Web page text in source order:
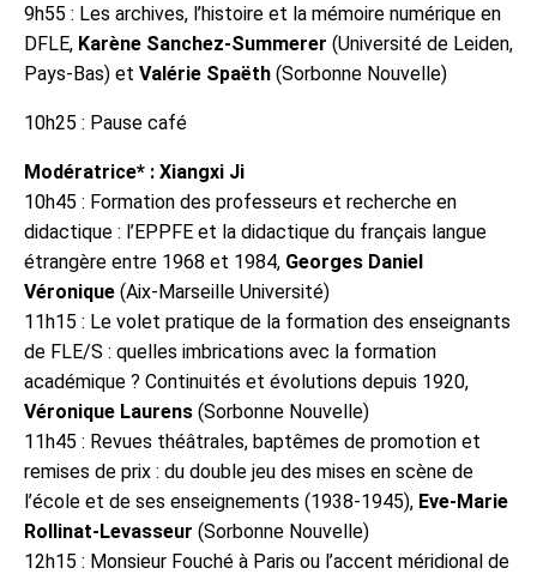
9h55 : Les archives, l’histoire et la mémoire numérique en
DFLE, Karène Sanchez-Summerer (Université de Leiden,
Pays-Bas) et Valérie Spaëth (Sorbonne Nouvelle)
10h25 : Pause café
Modératrice* : Xiangxi Ji
10h45 : Formation des professeurs et recherche en
didactique : l’EPPFE et la didactique du français langue
étrangère entre 1968 et 1984, Georges Daniel
Véronique (Aix-Marseille Université)
11h15 : Le volet pratique de la formation des enseignants
de FLE/S : quelles imbrications avec la formation
académique ? Continuités et évolutions depuis 1920,
Véronique Laurens (Sorbonne Nouvelle)
11h45 : Revues théâtrales, baptêmes de promotion et
remises de prix : du double jeu des mises en scène de
l’école et de ses enseignements (1938-1945), Eve-Marie
Rollinat-Levasseur (Sorbonne Nouvelle)
12h15 : Monsieur Fouché à Paris ou l’accent méridional de